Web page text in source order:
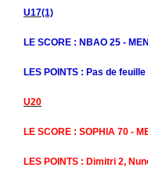
U17(1)
LE SCORE : NBAO 25 -
LES POINTS : Pas de
U20
LE SCORE : SOPHIA 70 -
LES POINTS : Dimitri 2,